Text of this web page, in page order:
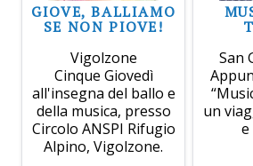
GIOVE, BALLIAMO
SE NON PIOVE!
Vigolzone
Cinque Giovedì
all'insegna del ballo e
della musica, presso
Circolo ANSPI Rifugio
Alpino, Vigolzone.
San
un
e